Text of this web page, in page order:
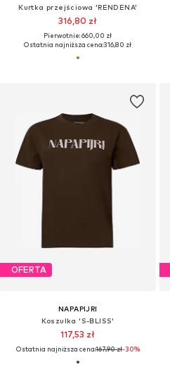
Kurtka przejściowa 'RENDENA'
316,80 zł
Pierwotnie: 660,00 zł
Ostatnia najniższa cena:316,80 zł
OFERTA
NAPAPIJRI
Koszulka 'S-BLISS'
117,53 zł
Ostatnia najniższa cena:167,90 zł-30%